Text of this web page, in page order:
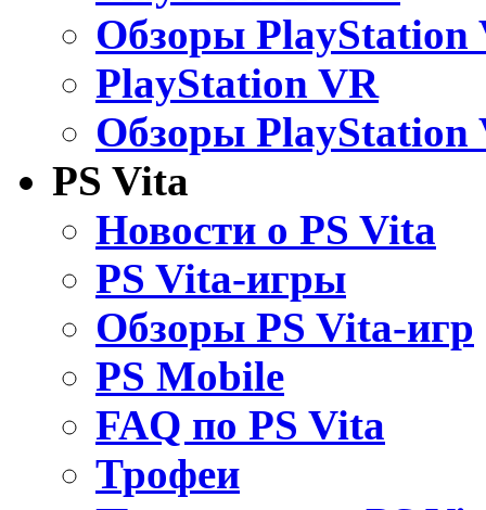
Обзоры PlayStation
PlayStation VR
Обзоры PlayStation
PS Vita
Новости о PS Vita
PS Vita-игры
Обзоры PS Vita-игр
PS Mobile
FAQ по PS Vita
Трофеи